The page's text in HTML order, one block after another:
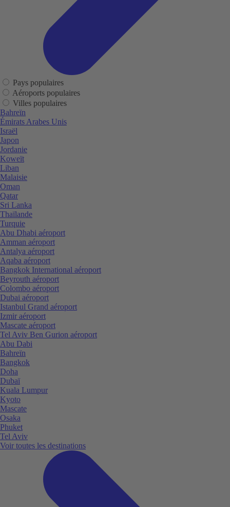
Pays populaires
Aéroports populaires
Villes populaires
Bahreïn
Émirats Arabes Unis
Israël
Japon
Jordanie
Koweït
Liban
Malaisie
Oman
Qatar
Sri Lanka
Thaïlande
Turquie
Abu Dhabi aéroport
Amman aéroport
Antalya aéroport
Aqaba aéroport
Bangkok International aéroport
Beyrouth aéroport
Colombo aéroport
Dubai aéroport
Istanbul Grand aéroport
Izmir aéroport
Mascate aéroport
Tel Aviv Ben Gurion aéroport
Abu Dabi
Bahreïn
Bangkok
Doha
Dubaï
Kuala Lumpur
Kyoto
Mascate
Osaka
Phuket
Tel Aviv
Voir toutes les destinations